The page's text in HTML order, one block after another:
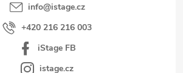
info@istage.cz
+420 216 216 003
iStage FB
istage.cz